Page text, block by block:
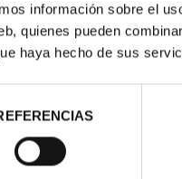
información sobre el
quienes pueden
haya hecho de sus